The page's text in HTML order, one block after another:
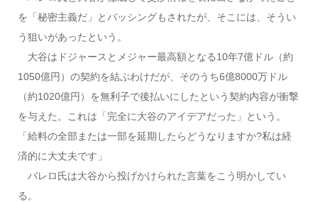
を「秘密主義だ」とバッシングもされたが、そこには、そうい
う狙いがあったという。
大谷はドジャースとメジャー最高額となる10年7億ドル（約
1050億円）の契約を結ぶわけだが、そのうち6億8000万ドル
（約1020億円）を無利子で後払いにしたという契約内容が衝撃
を与えた。これは「完全に大谷のアイデアだった」という。
「給料の全部または一部を延期したらどうなりますか?私は経
済的に大丈夫です」
バレロ氏は大谷から投げかけられた言葉をこう明かしてい
る。